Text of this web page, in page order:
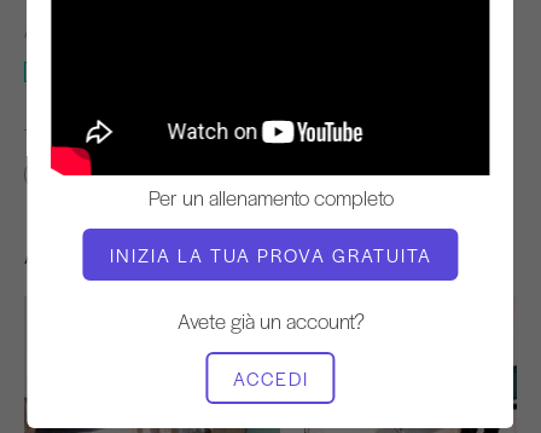
Per un allenamento completo
INIZIA LA TUA PROVA GRATUITA
Avete già un account?
ACCEDI
ATTREZZATURA NECESSARIA
TROVA CLASSI SIMILI PER
60+ min
Riformatore
Altri allenamenti che potrebbero piacervi